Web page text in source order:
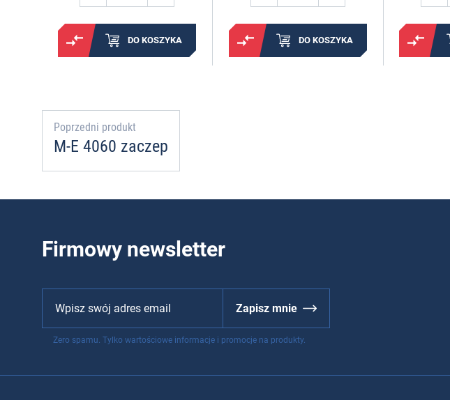
DO KOSZYKA DO KOSZYKA
Poprzedni produkt
M-E 4060 zaczep
Firmowy newsletter
Zapisz mnie
Zero spamu. Tylko wartościowe informacje i promocje na produkty.